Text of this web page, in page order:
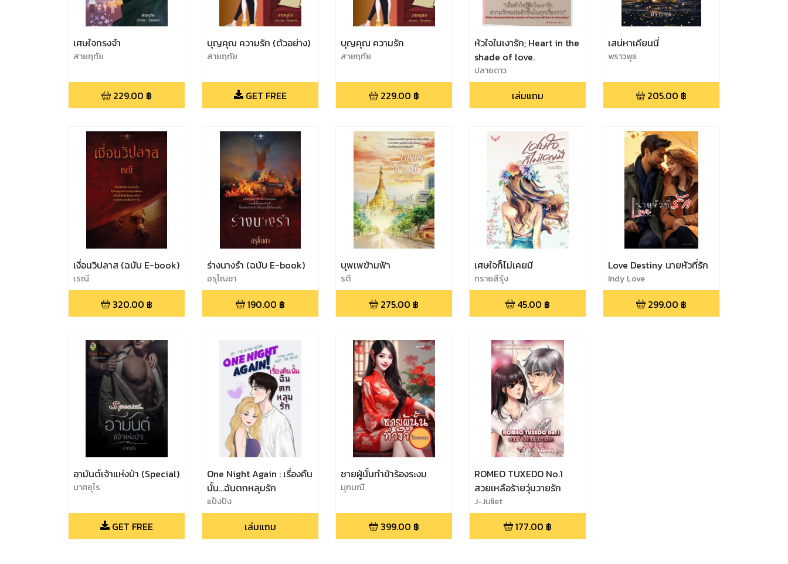
เศษใจทรงจำ
สายฤทัย
229.00 ฿
บุญคุณ ความรัก (ตัวอย่าง)
สายฤทัย
GET FREE
บุญคุณ ความรัก
สายฤทัย
229.00 ฿
หัวใจในเงารัก; Heart in the
shade of love.
ปลายดาว
เล่มแถม
เสน่หาเคียนนี่
พราวพุธ
205.00 ฿
เงื่อนวิปลาส (ฉบับ E-book)
เรณี
320.00 ฿
ร่างนางรำ (ฉบับ E-book)
อรุโณชา
190.00 ฿
บุพเพข้ามฟ้า
รตี
275.00 ฿
เศษใจก็ไม่เคยมี
ทรายสีรุ้ง
45.00 ฿
Love Destiny นายหัวที่รัก
Indy Love
299.00 ฿
อามันต์เจ้าแห่งป่า (Special)
มาศอุไร
GET FREE
One Night Again : เรื่องคืน
นั้น...ฉันตกหลุมรัก
แป้งปัง
เล่มแถม
ชายผู้นั้นทำข้าร้องระงม
มุกมณี
399.00 ฿
ROMEO TUXEDO No.1
สวยเหลือร้ายวุ่นวายรัก
J-Juliet
177.00 ฿